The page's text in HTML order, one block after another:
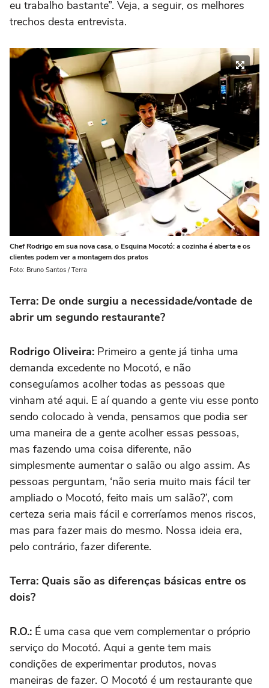
eu trabalho bastante”. Veja, a seguir, os melhores
trechos desta entrevista.
Chef Rodrigo em sua nova casa, o Esquina Mocotó: a cozinha é aberta e os
clientes podem ver a montagem dos pratos
Foto: Bruno Santos / Terra
Terra: De onde surgiu a necessidade/vontade de
abrir um segundo restaurante?
Rodrigo Oliveira: Primeiro a gente já tinha uma
demanda excedente no Mocotó, e não
conseguíamos acolher todas as pessoas que
vinham até aqui. E aí quando a gente viu esse ponto
sendo colocado à venda, pensamos que podia ser
uma maneira de a gente acolher essas pessoas,
mas fazendo uma coisa diferente, não
simplesmente aumentar o salão ou algo assim. As
pessoas perguntam, ‘não seria muito mais fácil ter
ampliado o Mocotó, feito mais um salão?’, com
certeza seria mais fácil e correríamos menos riscos,
mas para fazer mais do mesmo. Nossa ideia era,
pelo contrário, fazer diferente.
Terra: Quais são as diferenças básicas entre os
dois?
R.O.: É uma casa que vem complementar o próprio
serviço do Mocotó. Aqui a gente tem mais
condições de experimentar produtos, novas
maneiras de fazer. O Mocotó é um restaurante que